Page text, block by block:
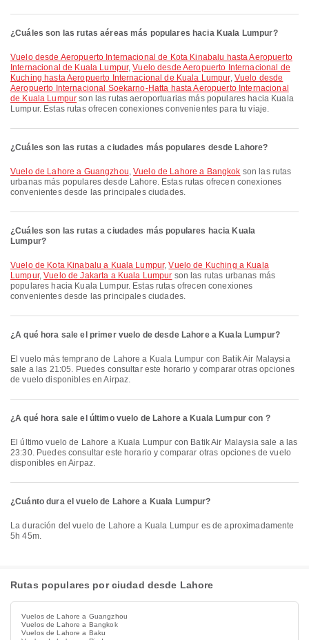
¿Cuáles son las rutas aéreas más populares hacia Kuala Lumpur?
Vuelo desde Aeropuerto Internacional de Kota Kinabalu hasta Aeropuerto
Internacional de Kuala Lumpur,Vuelo desde Aeropuerto Internacional de
Kuching hasta Aeropuerto Internacional de Kuala Lumpur, Vuelo desde
Aeropuerto Internacional Soekarno-Hatta hasta Aeropuerto Internacional
de Kuala Lumpur son las rutas aeroportuarias más populares hacia Kuala
Lumpur. Estas rutas ofrecen conexiones convenientes para tu viaje.
¿Cuáles son las rutas a ciudades más populares desde Lahore?
Vuelo de Lahore a Guangzhou,Vuelo de Lahore a Bangkok son las rutas
urbanas más populares desde Lahore. Estas rutas ofrecen conexiones
convenientes desde las principales ciudades.
¿Cuáles son las rutas a ciudades más populares hacia Kuala
Lumpur?
Vuelo de Kota Kinabalu a Kuala Lumpur,Vuelo de Kuching a Kuala
Lumpur,Vuelo de Jakarta a Kuala Lumpur son las rutas urbanas más
populares hacia Kuala Lumpur. Estas rutas ofrecen conexiones
convenientes desde las principales ciudades.
¿A qué hora sale el primer vuelo de desde Lahore a Kuala Lumpur?
El vuelo más temprano de Lahore a Kuala Lumpur con Batik Air Malaysia
sale a las 21:05. Puedes consultar este horario y comparar otras opciones
de vuelo disponibles en Airpaz.
¿A qué hora sale el último vuelo de Lahore a Kuala Lumpur con ?
El último vuelo de Lahore a Kuala Lumpur con Batik Air Malaysia sale a las
23:30. Puedes consultar este horario y comparar otras opciones de vuelo
disponibles en Airpaz.
¿Cuánto dura el vuelo de Lahore a Kuala Lumpur?
La duración del vuelo de Lahore a Kuala Lumpur es de aproximadamente
5h 45m.
Rutas populares por ciudad desde Lahore
Vuelos de Lahore a Guangzhou
Vuelos de Lahore a Bangkok
Vuelos de Lahore a Baku